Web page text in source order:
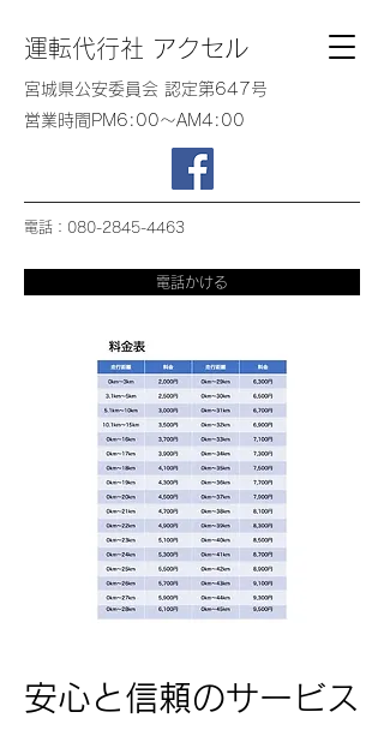
​運転代行社 アクセル
​宮城県公安委員会 認定第647号
営業時間PM6:00〜AM4:00
電話：080-2845-4463
電話かける
安心と信頼のサービス